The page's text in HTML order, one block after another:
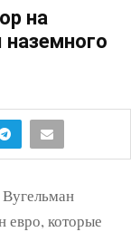
на
наземного
Вугельман
евро, которые